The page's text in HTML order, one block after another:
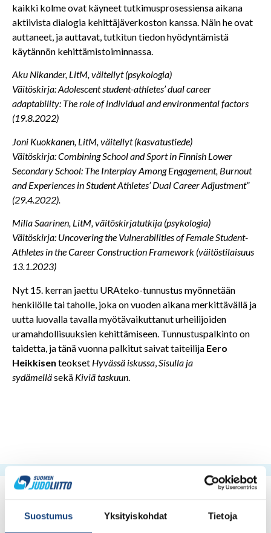
Suostumus Yksityiskohdat Tietoja
kaikki kolme ovat käyneet tutkimusprosessiensa aikana
aktiivista dialogia kehittäjäverkoston kanssa. Näin he ovat
auttaneet, ja auttavat, tutkitun tiedon hyödyntämistä
käytännön kehittämistoiminnassa.
Aku Nikander, LitM, väitellyt (psykologia)
Väitöskirja: Adolescent student-athletes’ dual career
adaptability: The role of individual and environmental factors
(19.8.2022)
Joni Kuokkanen, LitM, väitellyt (kasvatustiede)
Väitöskirja: Combining School and Sport in Finnish Lower
Secondary School: The Interplay Among Engagement, Burnout
and Experiences in Student Athletes’ Dual Career Adjustment”
(29.4.2022).
Milla Saarinen, LitM, väitöskirjatutkija (psykologia)
Väitöskirja: Uncovering the Vulnerabilities of Female Student-
Athletes in the Career Construction Framework (väitöstilaisuus
13.1.2023)
Nyt 15. kerran jaettu URAteko-tunnustus myönnetään
henkilölle tai taholle, joka on vuoden aikana merkittävällä ja
uutta luovalla tavalla myötävaikuttanut urheilijoiden
uramahdollisuuksien kehittämiseen. Tunnustuspalkinto on
taidetta, ja tänä vuonna palkitut saivat taiteilija Eero
Heikkisen teokset Hyvässä iskussa Sisulla ja
sydämelläsekä Kiviä taskuun